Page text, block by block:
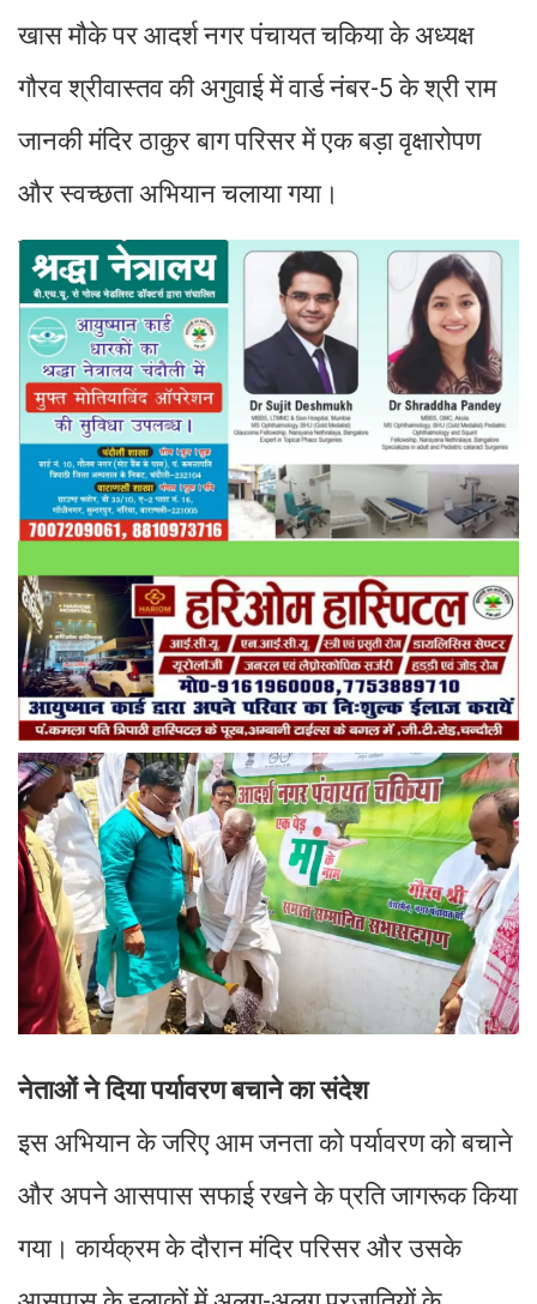
खास मौके पर आदर्श नगर पंचायत चकिया के अध्यक्ष
गौरव श्रीवास्तव की अगुवाई में वार्ड नंबर-5 के श्री राम
जानकी मंदिर ठाकुर बाग परिसर में एक बड़ा वृक्षारोपण
और स्वच्छता अभियान चलाया गया।
नेताओं ने दिया पर्यावरण बचाने का संदेश
इस अभियान के जरिए आम जनता को पर्यावरण को बचाने
और अपने आसपास सफाई रखने के प्रति जागरूक किया
गया। कार्यक्रम के दौरान मंदिर परिसर और उसके